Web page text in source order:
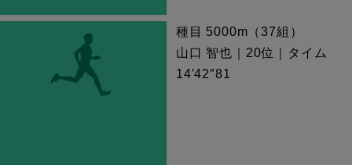
種目 5000m（37組）
山口 智也｜20位｜タイム
14′42″81